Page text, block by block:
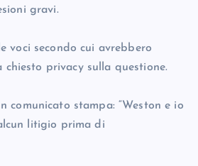
gravi.
voci secondo cui avrebbero
privacy sulla questione.
comunicato stampa: “Weston e io
litigio prima di